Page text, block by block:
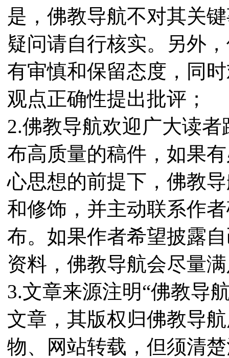
是，佛教导航不对其关
疑问请自行核实。另外
有审慎和保留态度，同
观点正确性提出批评；
2.佛教导航欢迎广大读
布高质量的稿件，如果
心思想的前提下，佛教
和修饰，并主动联系作
布。如果作者希望披露
资料，佛教导航会尽量
3.文章来源注明“佛教导
文章，其版权归佛教导
物、网站转载，但须清